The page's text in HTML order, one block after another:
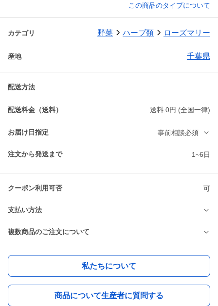
この商品のタイプについて
カテゴリ 野菜 ハーブ類 ローズマリー
産地 千葉県
配送方法
配送料金（送料） 送料:0円 (全国一律)
お届け日指定 事前相談必須
注文から発送まで 1~6日
クーポン利用可否 可
支払い方法
複数商品のご注文について
私たちについて
商品について生産者に質問する